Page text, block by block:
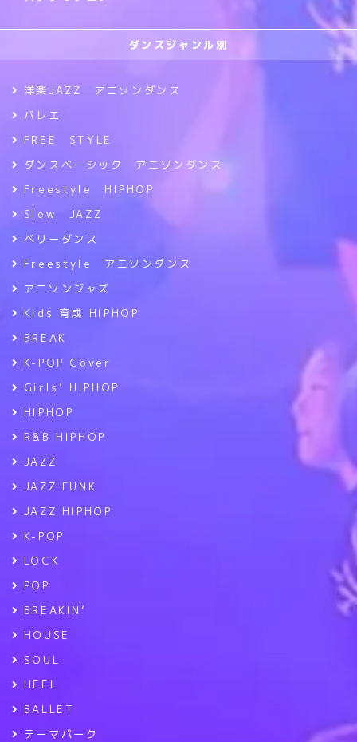
ダンスジャンル別
洋楽JAZZ アニソンダンス
バレエ
FREE STYLE
ダンスベーシック アニソンダンス
Freestyle HIPHOP
Slow JAZZ
ベリーダンス
Freestyle アニソンダンス
アニソンジャズ
Kids 育成 HIPHOP
BREAK
K-POP Cover
Girls’ HIPHOP
HIPHOP
R&B HIPHOP
JAZZ
JAZZ FUNK
JAZZ HIPHOP
K-POP
LOCK
POP
BREAKIN’
HOUSE
SOUL
HEEL
BALLET
テーマパーク